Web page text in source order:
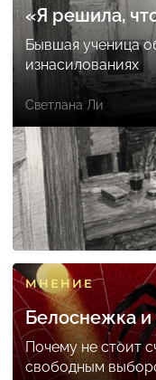
«Я решила,
Бывшая ученица
изнасилованиях
Светлана Ли
МНЕНИЕ
Белоснежка
Почему не стоит
свободным